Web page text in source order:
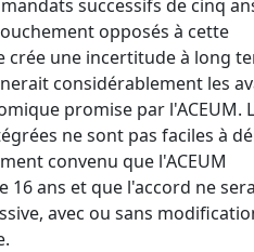
successifs de cinq
opposés à cette
une incertitude à long
considérablement les
promise par l'ACEUM.
ne sont pas faciles à
convenu que l'ACEUM
ans et que l'accord ne
avec ou sans